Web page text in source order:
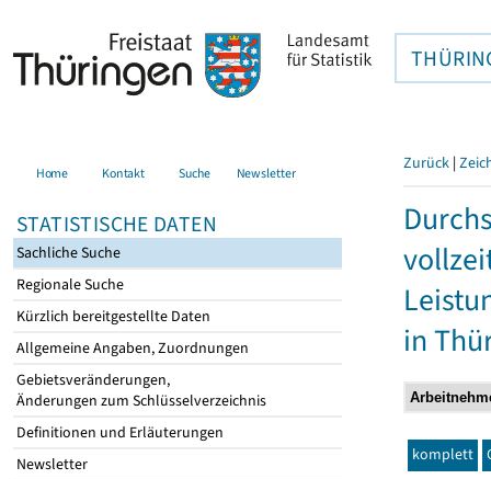
Home Kontakt Suche Newsletter
STATISTISCHE DATEN
Sachliche Suche
Regionale Suche
Kürzlich bereitgestellte Daten
Allgemeine Angaben, Zuordnungen
Gebietsveränderungen,
Änderungen zum Schlüsselverzeichnis
Definitionen und Erläuterungen
Newsletter
Zurück |
in
komplett